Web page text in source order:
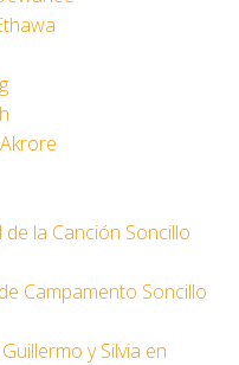
la Canción Soncillo
Campamento Soncillo
y Silvia en